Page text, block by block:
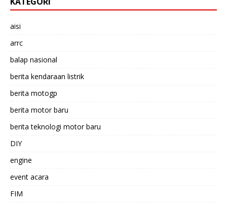
aisi
arrc
balap nasional
berita kendaraan listrik
berita motogp
berita motor baru
berita teknologi motor baru
DIY
engine
event acara
FIM